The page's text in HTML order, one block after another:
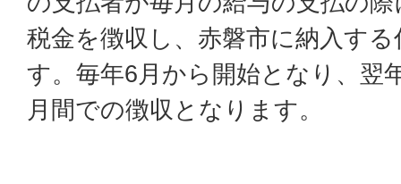
税金を徴収し、赤磐市に納入す
す。毎年6月から開始となり、翌
月間での徴収となります。